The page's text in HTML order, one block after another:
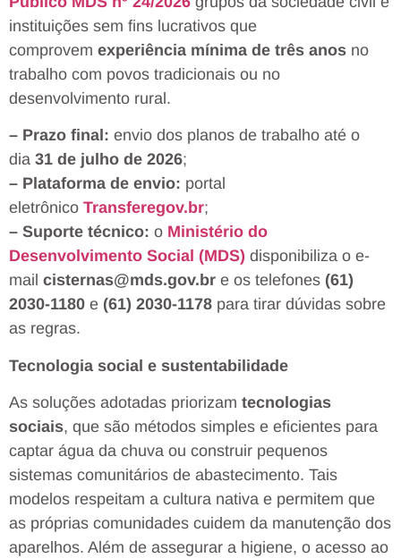
instituições sem fins lucrativos que
comprovem experiência mínima de três anos no
trabalho com povos tradicionais ou no
desenvolvimento rural.
– Prazo final: envio dos planos de trabalho até o
dia 31 de julho de 2026;
– Plataforma de envio: portal
eletrônico Transferegov.br;
– Suporte técnico: o Ministério do
Desenvolvimento Social (MDS) disponibiliza o e-
mail cisternas@mds.gov.br e os telefones (61)
2030-1180 e (61) 2030-1178 para tirar dúvidas sobre
as regras.
Tecnologia social e sustentabilidade
As soluções adotadas priorizam tecnologias
sociais, que são métodos simples e eficientes para
captar água da chuva ou construir pequenos
sistemas comunitários de abastecimento. Tais
modelos respeitam a cultura nativa e permitem que
as próprias comunidades cuidem da manutenção dos
aparelhos. Além de assegurar a higiene, o acesso ao